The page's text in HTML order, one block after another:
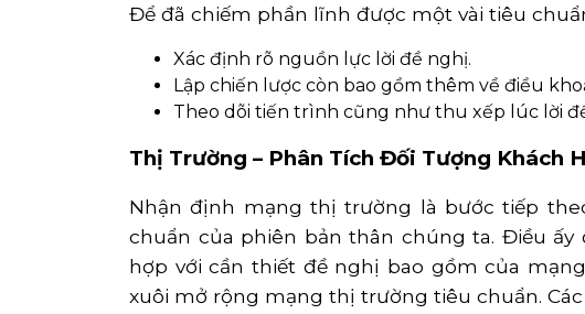
Để đã chiếm phần lĩnh được một vài tiêu
Xác định rõ nguồn lực lời đề nghị.
Lập chiến lược còn bao gồm thêm về điều
Theo dõi tiến trình cũng như thu xếp lúc lời
Thị Trường – Phân Tích Đối Tượng Khách
Nhận định mạng thị trường là bước tiếp
chuẩn của phiên bản thân chúng ta. Điều
hợp với cần thiết đề nghị bao gồm của
xuôi mở rộng mạng thị trường tiêu chuẩn.